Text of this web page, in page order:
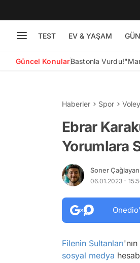
TEST EV & YAŞAM
Güncel KonularBastonla Vurdu!
Haberler Spor
Ebrar
Yorumlara
Soner Çağlayan
06.01.2023 -
Filenin Sultanları
sosyal medya